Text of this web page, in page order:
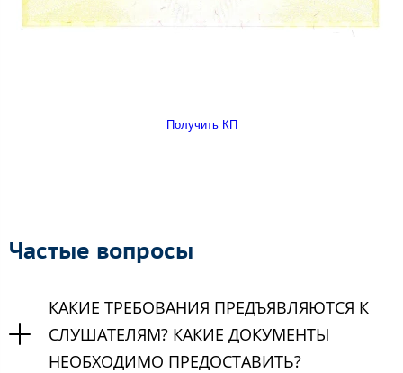
Получить КП
Частые вопросы
КАКИЕ ТРЕБОВАНИЯ ПРЕДЪЯВЛЯЮТСЯ К
СЛУШАТЕЛЯМ? КАКИЕ ДОКУМЕНТЫ
НЕОБХОДИМО ПРЕДОСТАВИТЬ?